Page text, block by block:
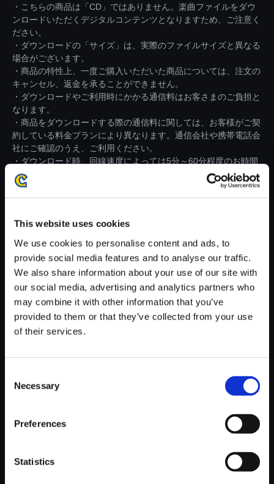
This website uses cookies
We use cookies to personalise content and ads, to
provide social media features and to analyse our traffic.
We also share information about your use of our site with
our social media, advertising and analytics partners who
may combine it with other information that you’ve
provided to them or that they’ve collected from your use
of their services.
Selection
Necessary
Preferences
Statistics
・こちらの商品は「CD」ではありません。楽曲ファイルをダウ
ンロードいただくデジタルコンテンツとなりますため、ご注意く
ださい。
・ダウンロードの「サイズ」は、実際のファイルサイズと異なる
場合がございます。
・商品の特性上、一度ご購入いただいた商品については、注文の
キャンセル、返金を承ることができません。
・ダウンロードやご利用時にかかる通信料はお客さまのご負担と
なります。
・商品をダウンロードする際の通信料に関しては、お客様がご契
約している料金プランにより異なります。通信会社や携帯電話会
社にご確認のうえ、ご利用ください。
・ダウンロード時、回線速度によっては5分～60分程度のお時間
がかかる場合がございます。
※ご購入いただいたファイルのダウンロードの際には、通信環境
が安定しているWifi環境でお試しください。
【単曲】モンスターハンター4
オリジナル・サウンドトラック
荒れ狂う岩漿 ～ グラビモス
おすすめ商品